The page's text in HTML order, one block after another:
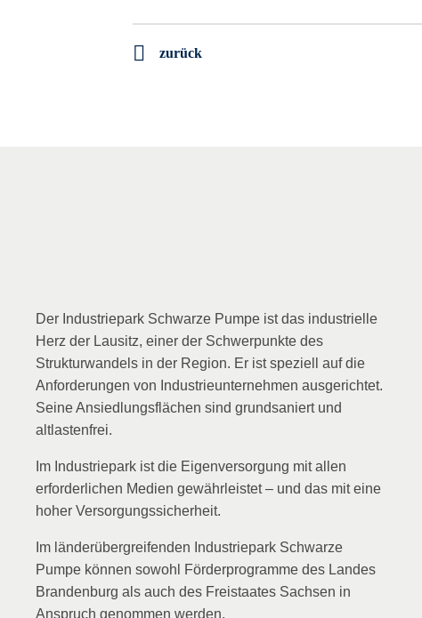
zurück
Der Industriepark Schwarze Pumpe ist das industrielle
Herz der Lausitz, einer der Schwerpunkte des
Strukturwandels in der Region. Er ist speziell auf die
Anforderungen von Industrieunternehmen ausgerichtet.
Seine Ansiedlungsflächen sind grundsaniert und
altlastenfrei.
Im Industriepark ist die Eigenversorgung mit allen
erforderlichen Medien gewährleistet – und das mit eine
hoher Versorgungssicherheit.
Im länderübergreifenden Industriepark Schwarze
Pumpe können sowohl Förderprogramme des Landes
Brandenburg als auch des Freistaates Sachsen in
Anspruch genommen werden.